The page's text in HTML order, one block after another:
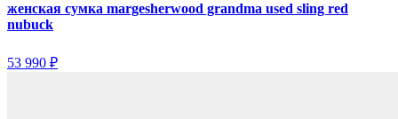
женская сумка margesherwood grandma used sling red
nubuck
53 990 ₽